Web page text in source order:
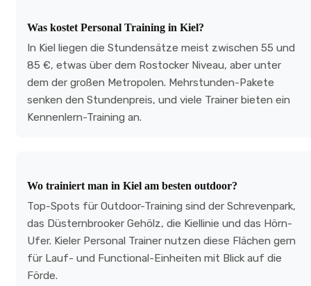
Was kostet Personal Training in Kiel?
In Kiel liegen die Stundensätze meist zwischen 55 und
85 €, etwas über dem Rostocker Niveau, aber unter
dem der großen Metropolen. Mehrstunden-Pakete
senken den Stundenpreis, und viele Trainer bieten ein
Kennenlern-Training an.
Wo trainiert man in Kiel am besten outdoor?
Top-Spots für Outdoor-Training sind der Schrevenpark,
das Düsternbrooker Gehölz, die Kiellinie und das Hörn-
Ufer. Kieler Personal Trainer nutzen diese Flächen gern
für Lauf- und Functional-Einheiten mit Blick auf die
Förde.